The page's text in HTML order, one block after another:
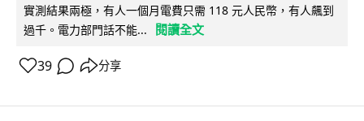
實測結果兩極，有人一個月電費只需 118 元人民幣，有人飆到
過千。電力部門話不能...
閱讀全文
39 分享